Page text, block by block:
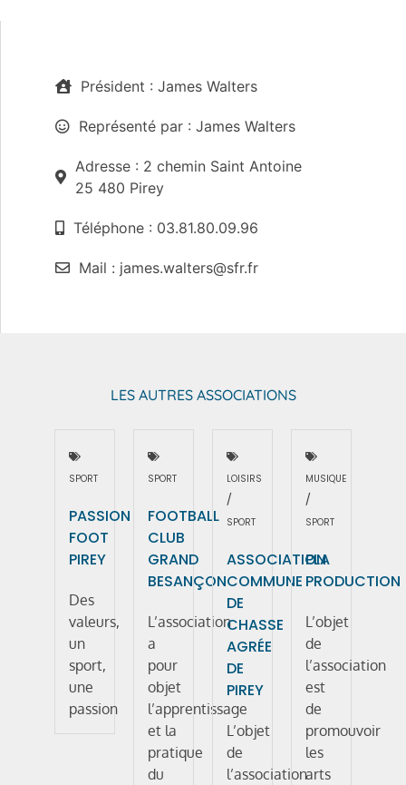
Président : James Walters
Représenté par : James Walters
Adresse : 2 chemin Saint Antoine
25 480 Pirey
Téléphone : 03.81.80.09.96
Mail : james.walters@sfr.fr
LES AUTRES ASSOCIATIONS
SPORT
PASSION
FOOT
PIREY
Des
valeurs,
un
sport,
une
passion
SPORT
FOOTBALL
CLUB
GRAND
BESANÇON
L’association
a
pour
objet
l’apprentissage
et la
pratique
du
LOISIRS
/
SPORT
ASSOCIATION
COMMUNE
DE
CHASSE
AGRÉE
DE
PIREY
L’objet
de
l’association
MUSIQUE
/
SPORT
PLA
PRODUCTION
L’objet
de
l’association
est
de
promouvoir
les
arts